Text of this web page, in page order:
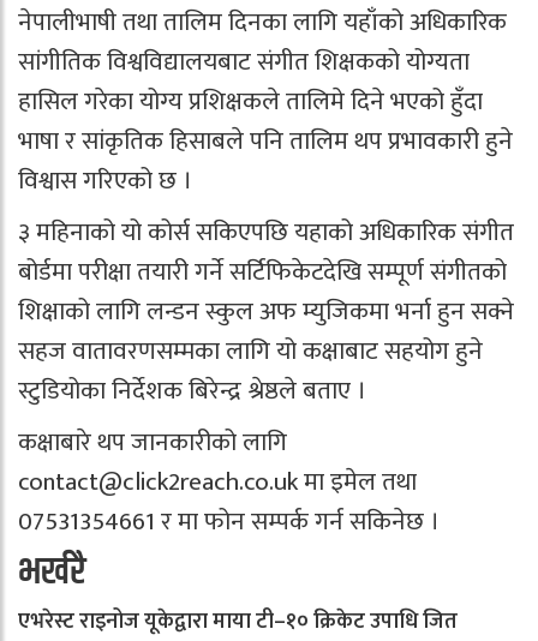
नेपालीभाषी तथा तालिम दिनका लागि यहाँको अधिकारिक
सांगीतिक विश्वविद्यालयबाट संगीत शिक्षकको योग्यता
हासिल गरेका योग्य प्रशिक्षकले तालिमे दिने भएको हुँदा
भाषा र सांकृतिक हिसाबले पनि तालिम थप प्रभावकारी हुने
विश्वास गरिएको छ ।
३ महिनाको यो कोर्स सकिएपछि यहाको अधिकारिक संगीत
बोर्डमा परीक्षा तयारी गर्ने सर्टिफिकेटदेखि सम्पूर्ण संगीतको
शिक्षाको लागि लन्डन स्कुल अफ म्युजिकमा भर्ना हुन सक्ने
सहज वातावरणसम्मका लागि यो कक्षाबाट सहयोग हुने
स्टुडियोका निर्देशक बिरेन्द्र श्रेष्ठले बताए ।
कक्षाबारे थप जानकारीको लागि
contact@click2reach.co.ukमा इमेल तथा
07531354661 र मा फोन सम्पर्क गर्न सकिनेछ ।
भर्खरै
एभरेस्ट राइनोज यूकेद्वारा माया टी–१० क्रिकेट उपाधि जित